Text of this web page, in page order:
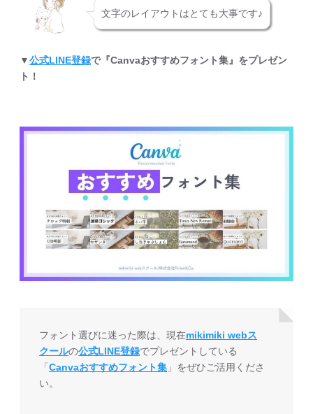
文字のレイアウトはとても大事です♪
▼公式LINE登録で『Canvaおすすめフォント集』をプレゼン
ト！
フォント選びに迷った際は、現在mikimiki webス
クールの公式LINE登録でプレゼントしている
「Canvaおすすめフォント集 」をぜひご活用くださ
い。